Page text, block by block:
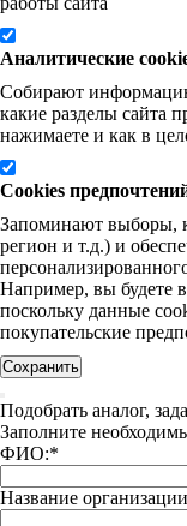
Аналитические
Собирают
какие разделы сайта
нажимаете и как в
Cookies
Запоминают выборы,
регион и т.д.) и
Например, вы будете
поскольку данные
покупательские
Сохранить
Подобрать аналог,
Заполните
ФИО:*
Название